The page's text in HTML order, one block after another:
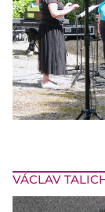
VÁCLAV